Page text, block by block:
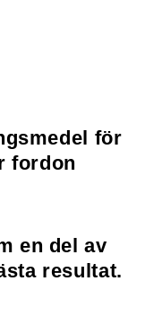
för
fordon
en del av
resultat.